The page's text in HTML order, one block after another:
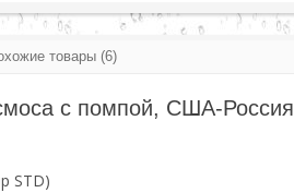
товары (6)
с помпой, США-Россия
STD)